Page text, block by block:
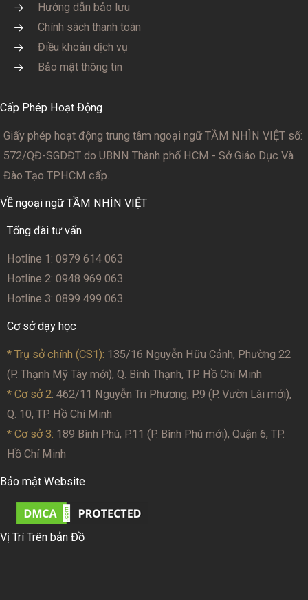
Hướng dẫn bảo lưu
Chính sách thanh toán
Điều khoản dịch vụ
Bảo mật thông tin
Cấp Phép Hoạt Động
Giấy phép hoạt động trung tâm ngoại ngữ TẦM NHÌN VIỆT số:
572/QĐ-SGDĐT do UBNN Thành phố HCM - Sở Giáo Dục Và
Đào Tạo TPHCM cấp.
VỀ ngoại ngữ TẦM NHÌN VIỆT
Tổng đài tư vấn
Hotline 1: 0979 614 063
Hotline 2: 0948 969 063
Hotline 3: 0899 499 063
Cơ sở dạy học
* Trụ sở chính (CS1): 135/16 Nguyễn Hữu Cảnh, Phường 22
(P. Thạnh Mỹ Tây mới), Q. Bình Thạnh, TP. Hồ Chí Minh
* Cơ sở 2: 462/11 Nguyễn Tri Phương, P.9 (P. Vườn Lài mới),
Q. 10, TP. Hồ Chí Minh
* Cơ sở 3: 189 Bình Phú, P.11 (P. Bình Phú mới), Quận 6, TP.
Hồ Chí Minh
Bảo mật Website
Vị Trí Trên bản Đồ